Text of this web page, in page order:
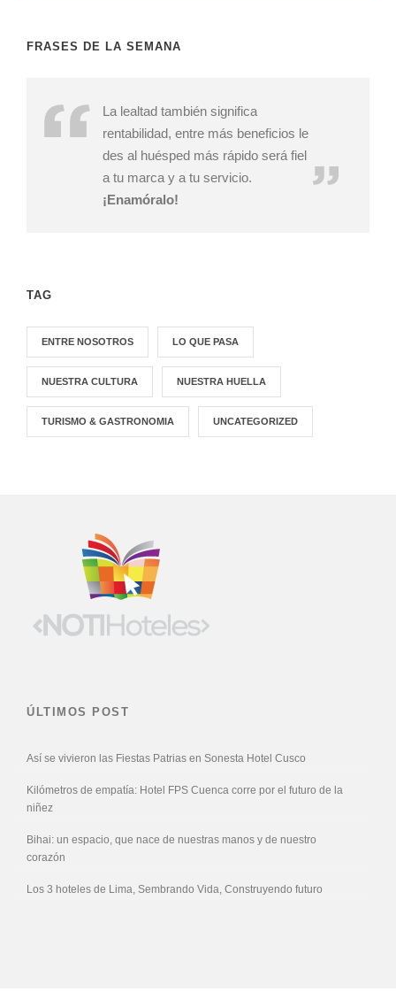
FRASES DE LA SEMANA
La lealtad también significa
rentabilidad, entre más beneficios le
des al huésped más rápido será fiel
a tu marca y a tu servicio.
¡Enamóralo!
TAG
ENTRE NOSOTROS LO QUE PASA
NUESTRA CULTURA NUESTRA HUELLA
TURISMO & GASTRONOMIA UNCATEGORIZED
ÚLTIMOS POST
Así se vivieron las Fiestas Patrias en Sonesta Hotel Cusco
Kilómetros de empatía: Hotel FPS Cuenca corre por el futuro de la
niñez
Bihai: un espacio, que nace de nuestras manos y de nuestro
corazón
Los 3 hoteles de Lima, Sembrando Vida, Construyendo futuro